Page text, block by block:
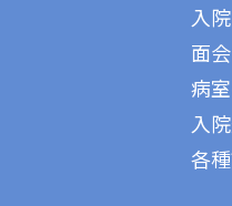
入
面
病
入
各